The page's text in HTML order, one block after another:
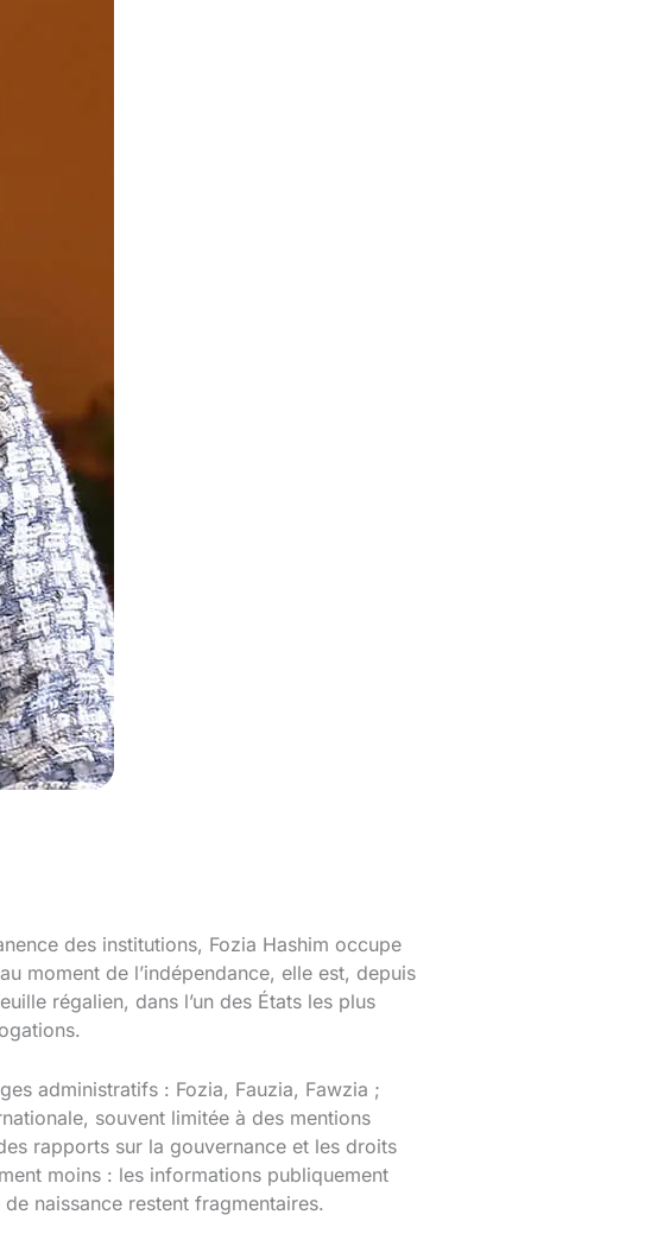
des institutions, Fozia Hashim occupe
moment de l’indépendance, elle est, depuis
régalien, dans l’un des États les plus
administratifs : Fozia, Fauzia, Fawzia ;
souvent limitée à des mentions
rapports sur la gouvernance et les droits
moins : les informations publiquement
naissance restent fragmentaires.